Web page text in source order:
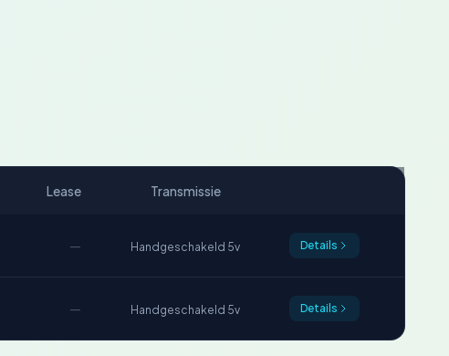
Lease Transmissie
— Handgeschakeld 5v Details
— Handgeschakeld 5v Details